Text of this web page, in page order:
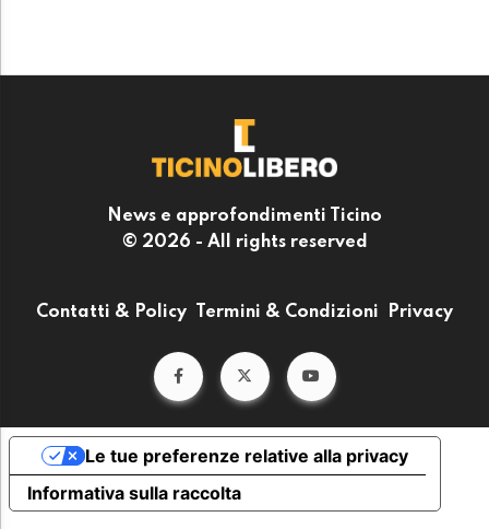
News e approfondimenti Ticino
© 2026 - All rights reserved
Contatti & Policy Termini & Condizioni Privacy
Informativa sulla raccolta
Le tue preferenze relative alla privacy